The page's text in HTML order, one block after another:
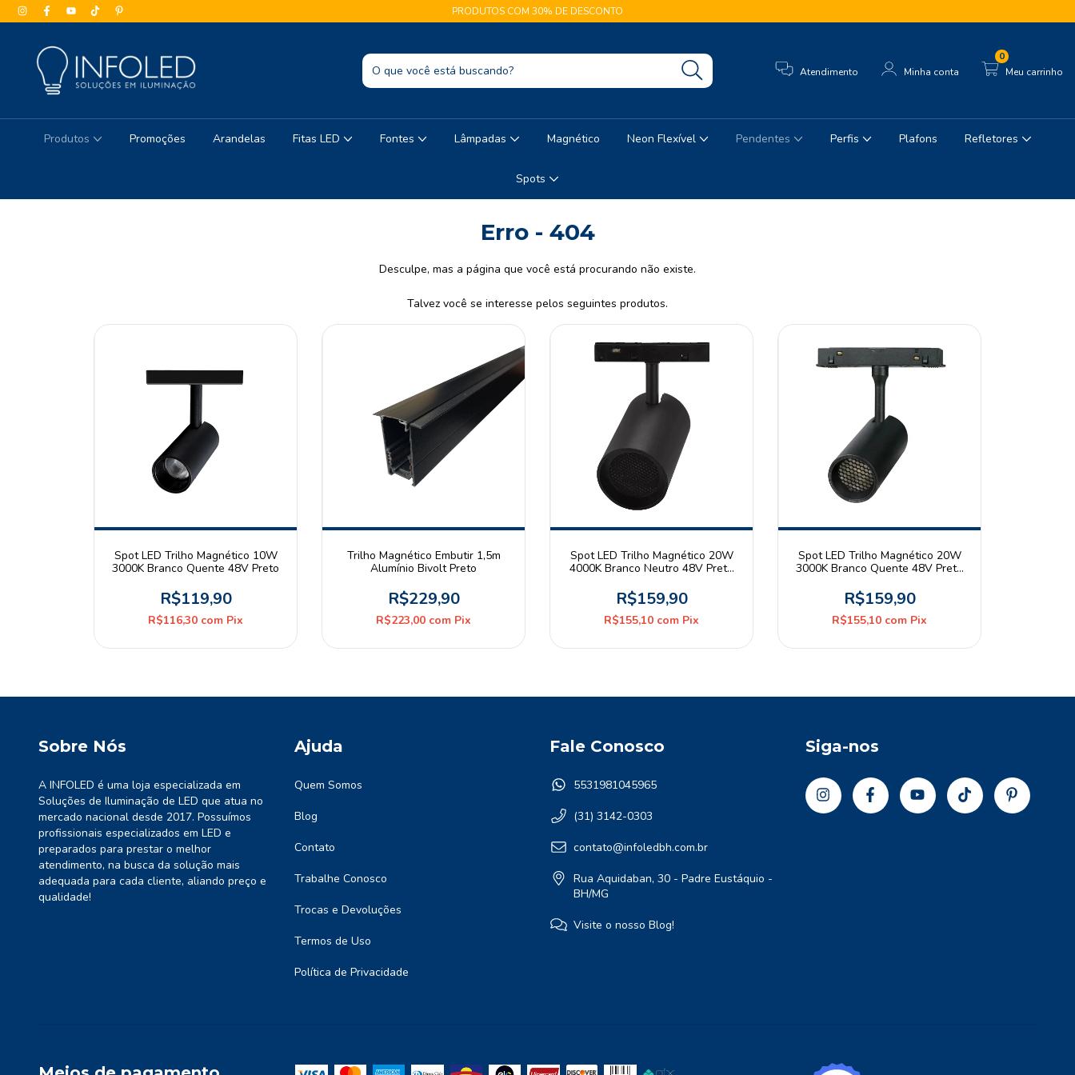
PRODUTOS COM 30% DE DESCONTO
Atendimento Minha conta Meu carrinho
0
Produtos Promoções Arandelas Fitas LED Fontes Lâmpadas Magnético Neon Flexível Pendentes Perfis Plafons Refletores
Spots
Erro - 404
Desculpe, mas a página que você está procurando não existe.
Talvez você se interesse pelos seguintes produtos.
Spot LED Trilho Magnético 10W
3000K Branco Quente 48V Preto
R$119,90
R$116,30 com Pix
Trilho Magnético Embutir 1,5m
Alumínio Bivolt Preto
R$229,90
R$223,00 com Pix
Spot LED Trilho Magnético 20W
4000K Branco Neutro 48V Preto
R$159,90
R$155,10 com Pix
Spot LED Trilho Magnético 20W
3000K Branco Quente 48V Preto
R$159,90
R$155,10 com Pix
Sobre Nós
A INFOLED é uma loja especializada em
Soluções de Iluminação de LED que atua no
mercado nacional desde 2017. Possuímos
profissionais especializados em LED e
preparados para prestar o melhor
atendimento, na busca da solução mais
adequada para cada cliente, aliando preço e
qualidade!
Ajuda
Quem Somos
Blog
Contato
Trabalhe Conosco
Trocas e Devoluções
Termos de Uso
Política de Privacidade
Fale Conosco
5531981045965
(31) 3142-0303
contato@infoledbh.com.br
Rua Aquidaban, 30 - Padre Eustáquio -
BH/MG
Visite o nosso Blog!
Siga-nos